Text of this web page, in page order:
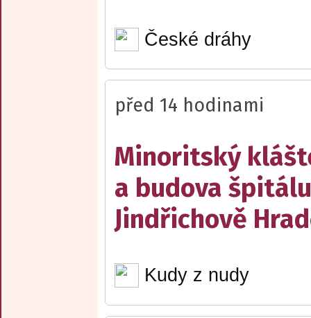
České dráhy
před 14 hodinami
Minoritský
a budova
Jindřichově
Kudy z nudy